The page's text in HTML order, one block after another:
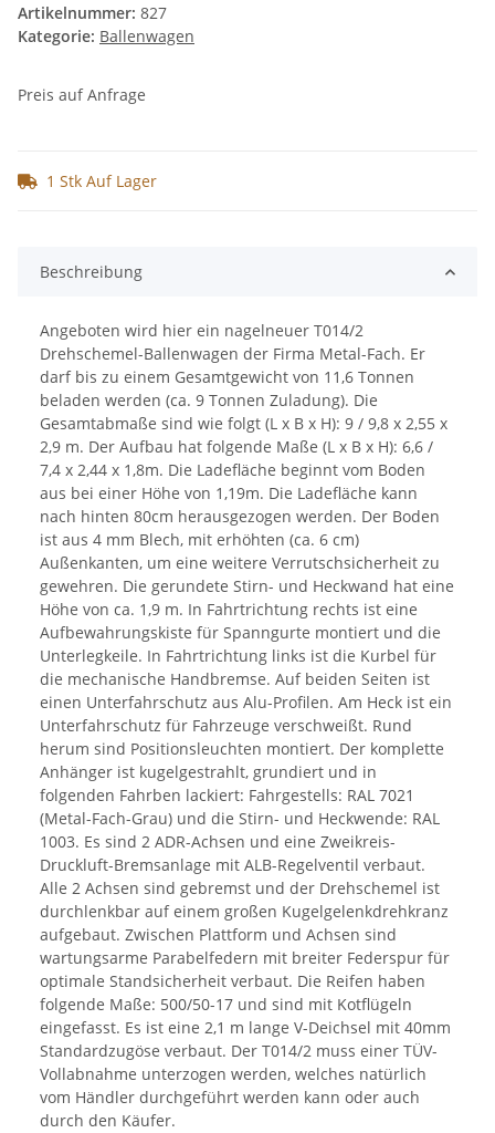
Artikelnummer: 827
Kategorie: Ballenwagen
Preis auf Anfrage
1 Stk Auf Lager
Beschreibung
Angeboten wird hier ein nagelneuer T014/2
Drehschemel-Ballenwagen der Firma Metal-Fach. Er
darf bis zu einem Gesamtgewicht von 11,6 Tonnen
beladen werden (ca. 9 Tonnen Zuladung). Die
Gesamtabmaße sind wie folgt (L x B x H): 9 / 9,8 x 2,55 x
2,9 m. Der Aufbau hat folgende Maße (L x B x H): 6,6 /
7,4 x 2,44 x 1,8m. Die Ladefläche beginnt vom Boden
aus bei einer Höhe von 1,19m. Die Ladefläche kann
nach hinten 80cm herausgezogen werden. Der Boden
ist aus 4 mm Blech, mit erhöhten (ca. 6 cm)
Außenkanten, um eine weitere Verrutschsicherheit zu
gewehren. Die gerundete Stirn- und Heckwand hat eine
Höhe von ca. 1,9 m. In Fahrtrichtung rechts ist eine
Aufbewahrungskiste für Spanngurte montiert und die
Unterlegkeile. In Fahrtrichtung links ist die Kurbel für
die mechanische Handbremse. Auf beiden Seiten ist
einen Unterfahrschutz aus Alu-Profilen. Am Heck ist ein
Unterfahrschutz für Fahrzeuge verschweißt. Rund
herum sind Positionsleuchten montiert. Der komplette
Anhänger ist kugelgestrahlt, grundiert und in
folgenden Fahrben lackiert: Fahrgestells: RAL 7021
(Metal-Fach-Grau) und die Stirn- und Heckwende: RAL
1003. Es sind 2 ADR-Achsen und eine Zweikreis-
Druckluft-Bremsanlage mit ALB-Regelventil verbaut.
Alle 2 Achsen sind gebremst und der Drehschemel ist
durchlenkbar auf einem großen Kugelgelenkdrehkranz
aufgebaut. Zwischen Plattform und Achsen sind
wartungsarme Parabelfedern mit breiter Federspur für
optimale Standsicherheit verbaut. Die Reifen haben
folgende Maße: 500/50-17 und sind mit Kotflügeln
eingefasst. Es ist eine 2,1 m lange V-Deichsel mit 40mm
Standardzugöse verbaut. Der T014/2 muss einer TÜV-
Vollabnahme unterzogen werden, welches natürlich
vom Händler durchgeführt werden kann oder auch
durch den Käufer.